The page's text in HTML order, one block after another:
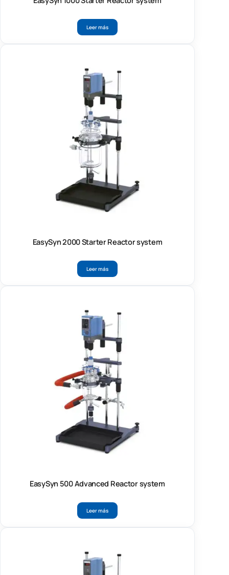
Leer más
EasySyn 2000 Starter Reactor system
Leer más
EasySyn 500 Advanced Reactor system
Leer más